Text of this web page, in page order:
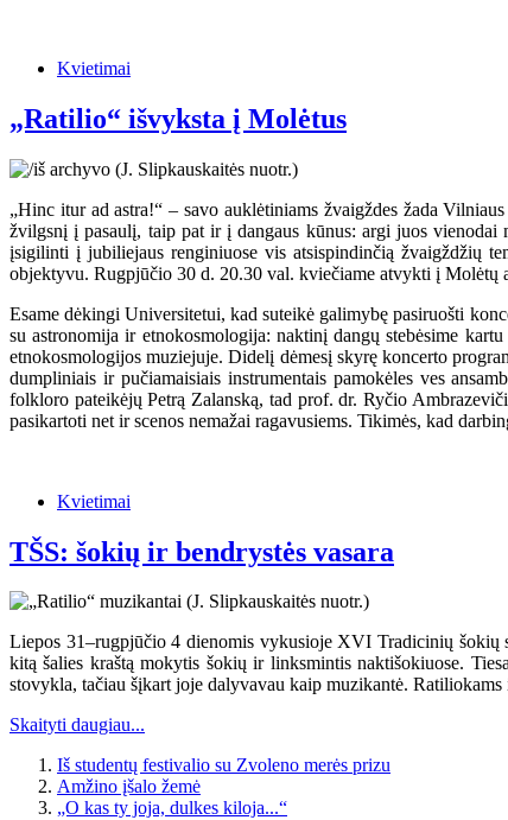
Kvietimai
„Ratilio“ išvyksta į Molėtus
„Hinc itur ad astra!“ – savo auklėtiniams žvaigždes žada
žvilgsnį į pasaulį, taip pat ir į dangaus kūnus: argi juos vienodai
įsigilinti į jubiliejaus renginiuose vis atsispindinčią žvaigždžių
objektyvu. Rugpjūčio 30 d. 20.30 val. kviečiame atvykti į Molėtų
Esame dėkingi Universitetui, kad suteikė galimybę pasiruošti
su astronomija ir etnokosmologija: naktinį dangų stebėsime
etnokosmologijos muziejuje. Didelį dėmesį skyrę koncerto
dumpliniais ir pučiamaisiais instrumentais pamokėles ves
folkloro pateikėjų Petrą Zalanską, tad prof. dr. Ryčio
pasikartoti net ir scenos nemažai ragavusiems. Tikimės, kad
Kvietimai
TŠS: šokių ir bendrystės vasara
Liepos 31–rugpjūčio 4 dienomis vykusioje XVI Tradicinių šokių
kitą šalies kraštą mokytis šokių ir linksmintis naktišokiuose.
stovykla, tačiau šįkart joje dalyvavau kaip muzikantė.
Skaityti daugiau...
Iš studentų festivalio su Zvoleno merės prizu
Amžino įšalo žemė
„O kas ty joja, dulkes kiloja...“